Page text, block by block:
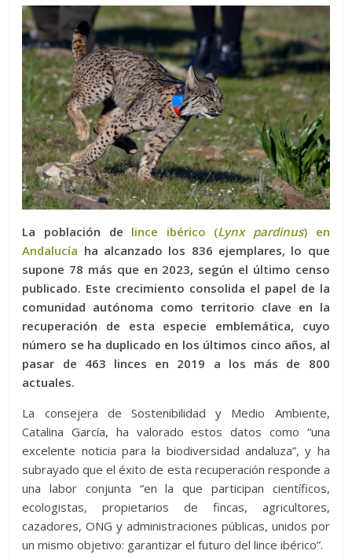
La población de lince ibérico (Lynx pardinus) en
Andalucía ha alcanzado los 836 ejemplares, lo que
supone 78 más que en 2023, según el último censo
publicado. Este crecimiento consolida el papel de la
comunidad autónoma como territorio clave en la
recuperación de esta especie emblemática, cuyo
número se ha duplicado en los últimos cinco años, al
pasar de 463 linces en 2019 a los más de 800
actuales.
La consejera de Sostenibilidad y Medio Ambiente,
Catalina García, ha valorado estos datos como “una
excelente noticia para la biodiversidad andaluza”, y ha
subrayado que el éxito de esta recuperación responde a
una labor conjunta “en la que participan científicos,
ecologistas, propietarios de fincas, agricultores,
cazadores, ONG y administraciones públicas, unidos por
un mismo objetivo: garantizar el futuro del lince ibérico”.